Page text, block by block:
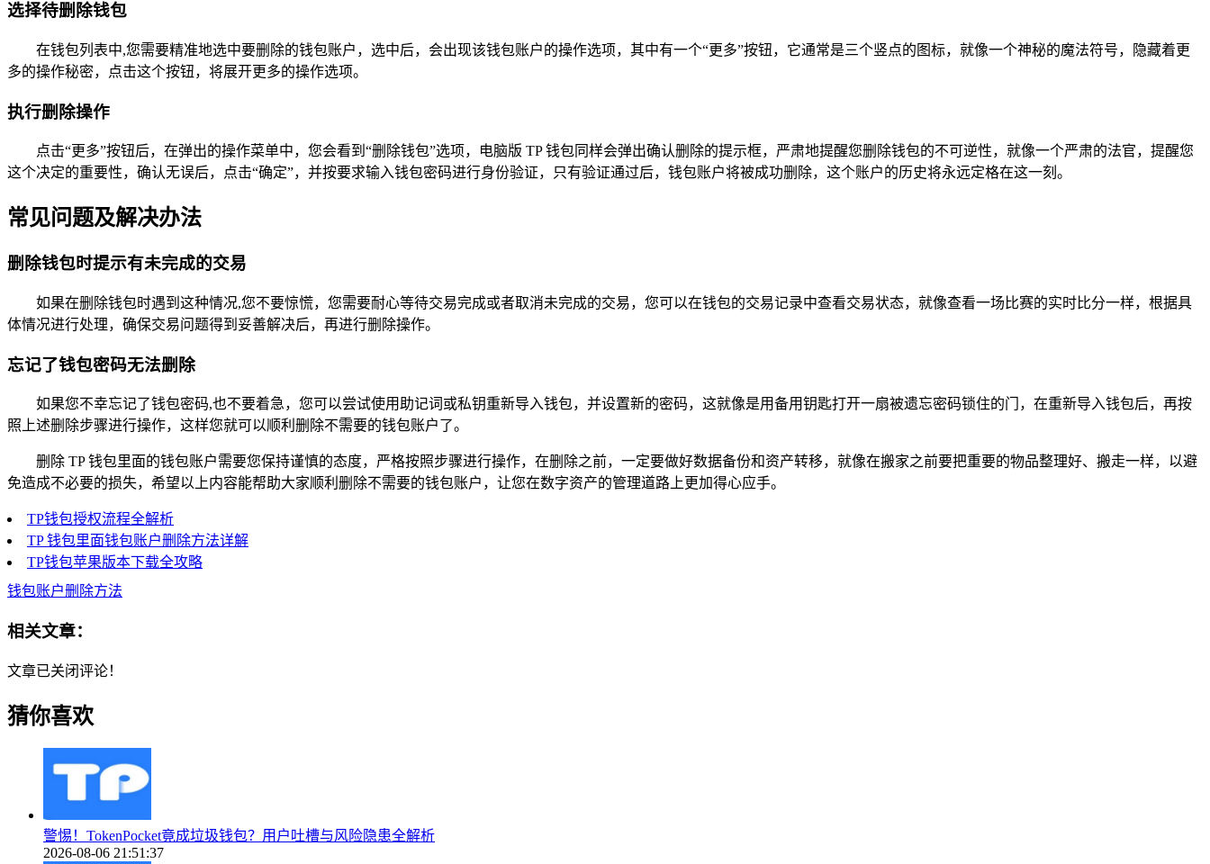
选择待删除钱包
在钱包列表中,您需要精准地选中要删除的钱包账户，选中后，会出现该钱包账户的操作选项，其中有一个“更多”按钮，它通常是三个竖点的图标，就像一个神秘的魔法符号，隐藏着更
多的操作秘密，点击这个按钮，将展开更多的操作选项。
执行删除操作
点击“更多”按钮后，在弹出的操作菜单中，您会看到“删除钱包”选项，电脑版 TP 钱包同样会弹出确认删除的提示框，严肃地提醒您删除钱包的不可逆性，就像一个严肃的法官，提醒您
这个决定的重要性，确认无误后，点击“确定”，并按要求输入钱包密码进行身份验证，只有验证通过后，钱包账户将被成功删除，这个账户的历史将永远定格在这一刻。
常见问题及解决办法
删除钱包时提示有未完成的交易
如果在删除钱包时遇到这种情况,您不要惊慌，您需要耐心等待交易完成或者取消未完成的交易，您可以在钱包的交易记录中查看交易状态，就像查看一场比赛的实时比分一样，根据具
体情况进行处理，确保交易问题得到妥善解决后，再进行删除操作。
忘记了钱包密码无法删除
如果您不幸忘记了钱包密码,也不要着急，您可以尝试使用助记词或私钥重新导入钱包，并设置新的密码，这就像是用备用钥匙打开一扇被遗忘密码锁住的门，在重新导入钱包后，再按
照上述删除步骤进行操作，这样您就可以顺利删除不需要的钱包账户了。
删除 TP 钱包里面的钱包账户需要您保持谨慎的态度，严格按照步骤进行操作，在删除之前，一定要做好数据备份和资产转移，就像在搬家之前要把重要的物品整理好、搬走一样，以避
免造成不必要的损失，希望以上内容能帮助大家顺利删除不需要的钱包账户，让您在数字资产的管理道路上更加得心应手。
TP钱包授权流程全解析
TP 钱包里面钱包账户删除方法详解
TP钱包苹果版本下载全攻略
钱包账户删除方法
相关文章：
文章已关闭评论！
猜你喜欢
警惕！TokenPocket竟成垃圾钱包？用户吐槽与风险隐患全解析
2026-08-06 21:51:37